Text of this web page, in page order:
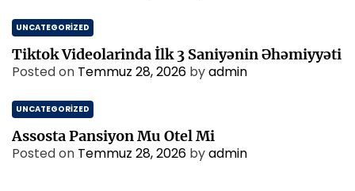
UNCATEGORIZED
Tiktok Videolarinda İlk 3 Saniyənin Əhəmiyyəti
Posted on Temmuz 28, 2026 byadmin
UNCATEGORIZED
Assosta Pansiyon Mu Otel Mi
Posted on Temmuz 28, 2026 byadmin